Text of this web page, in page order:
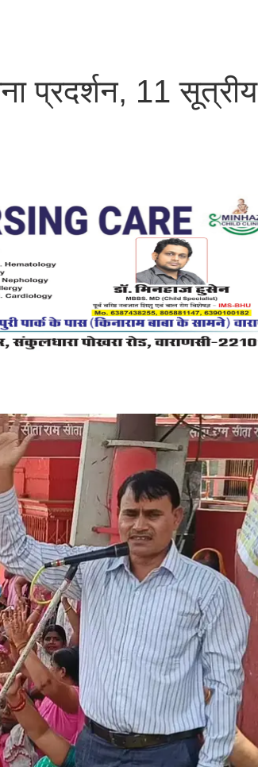
प्रदर्शन, 11 सूत्रीय